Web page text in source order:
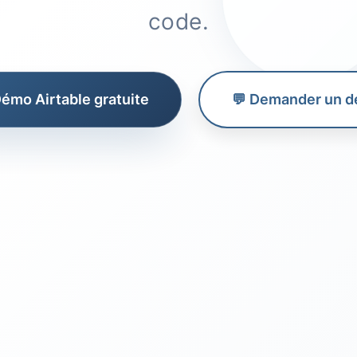
code.
Airtable gratuite 💬 Demander un